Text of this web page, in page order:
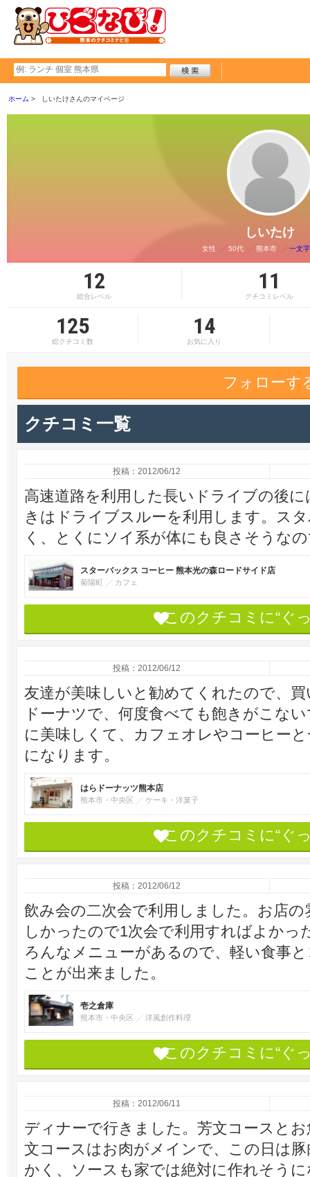
ホーム しいたけさんのマイページ
しいたけ
女性 50代 熊本市 一文
12
総合レベル
11
クチコミレベル
125
総クチコミ数
14
お気に入り
フォローす
クチコミ一覧
投稿：2012/06/12
高速道路を利用した長いドライブの後
きはドライブスルーを利用します。ス
く、とくにソイ系が体にも良さそうな
スターバックス コーヒー 熊本光の森ロードサイド店
菊陽町 カフェ
このクチコミに“ぐ
投稿：2012/06/12
友達が美味しいと勧めてくれたので、
ドーナツで、何度食べても飽きがこな
に美味しくて、カフェオレやコーヒー
になります。
はらドーナッツ熊本店
熊本市・中央区 ケーキ・洋菓子
このクチコミに“ぐ
投稿：2012/06/12
飲み会の二次会で利用しました。お店
しかったので1次会で利用すればよかっ
ろんなメニューがあるので、軽い食事
ことが出来ました。
壱之倉庫
熊本市・中央区 洋風創作料理
このクチコミに“ぐ
投稿：2012/06/11
ディナーで行きました。芳文コースと
文コースはお肉がメインで、この日は
かく、ソースも家では絶対に作れそう